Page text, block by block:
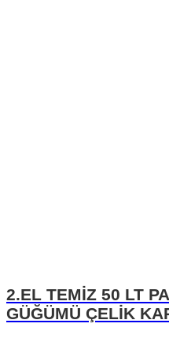
2.EL TEMİZ 50 LT
GÜĞÜMÜ ÇELİK